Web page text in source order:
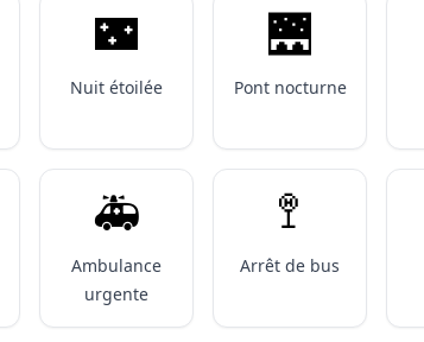
🌃
Nuit étoilée
🌉
Pont nocturne
🚑️
Ambulance
urgente
🚏
Arrêt de bus